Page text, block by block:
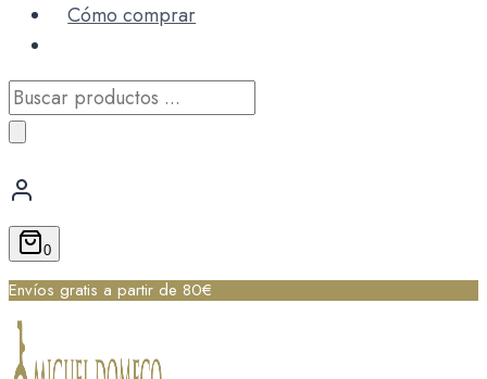
Cómo comprar
Búsqueda
de
0
Envíos gratis a partir de 80€